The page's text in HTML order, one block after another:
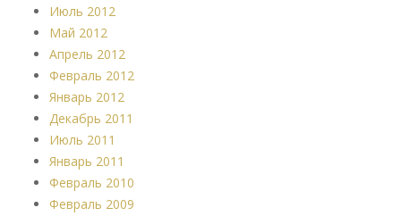
Июль 2012
Май 2012
Апрель 2012
Февраль 2012
Январь 2012
Декабрь 2011
Июль 2011
Январь 2011
Февраль 2010
Февраль 2009